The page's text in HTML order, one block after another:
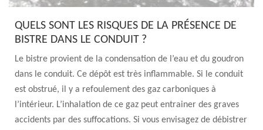
QUELS SONT LES RISQUES DE LA PRÉSENCE DE
BISTRE DANS LE CONDUIT ?
Le bistre provient de la condensation de l’eau et du goudron
dans le conduit. Ce dépôt est très inflammable. Si le conduit
est obstrué, il y a refoulement des gaz carboniques à
l’intérieur. L’inhalation de ce gaz peut entrainer des graves
accidents par des suffocations. Si vous envisagez de débistrer